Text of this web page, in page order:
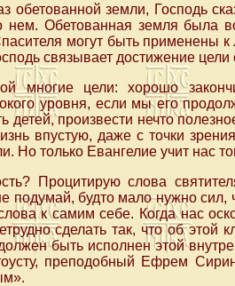
обетованной земли, Господь
Обетованная земля была
могут быть применены
связывает достижение цели
многие цели: хорошо
уровня, если мы его
детей, произвести нечто
впустую, даже с точки
Но только Евангелие учит нас
Процитирую слова
подумай, будто мало нужно сил,
к самим себе. Когда нас
сделать так, что об этой
быть исполнен этой
преподобный Ефрем